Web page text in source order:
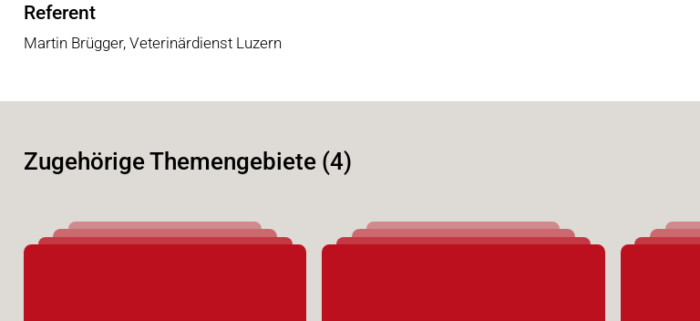
Referent
Martin Brügger, Veterinärdienst Luzern
Zugehörige Themengebiete (4)